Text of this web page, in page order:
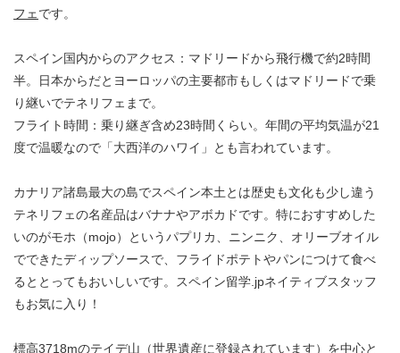
フェ です。
スペイン国内からのアクセス：マドリードから飛行機で約2時間
半。日本からだとヨーロッパの主要都市もしくはマドリードで乗
り継いでテネリフェまで。
フライト時間：乗り継ぎ含め23時間くらい。年間の平均気温が21
度で温暖なので「大西洋のハワイ」とも言われています。
カナリア諸島最大の島でスペイン本土とは歴史も文化も少し違う
テネリフェの名産品はバナナやアボカドです。特におすすめした
いのがモホ（mojo）というパプリカ、ニンニク、オリーブオイル
でできたディップソースで、フライドポテトやパンにつけて食べ
るととってもおいしいです。スペイン留学.jpネイティブスタッフ
もお気に入り！
標高3718mのテイデ山（世界遺産に登録されています）を中心と